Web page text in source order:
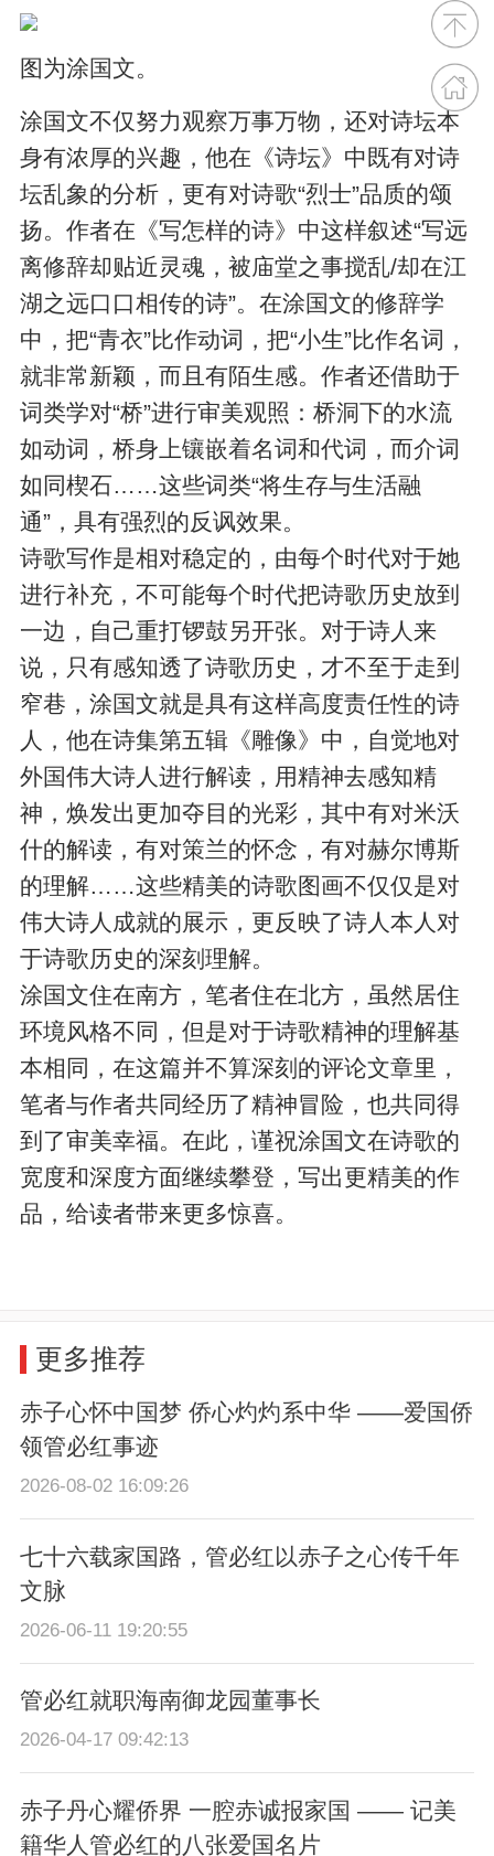
图为涂国文。
涂国文不仅努力观察万事万物，还对诗坛本
身有浓厚的兴趣，他在《诗坛》中既有对诗
坛乱象的分析，更有对诗歌“烈士”品质的颂
扬。作者在《写怎样的诗》中这样叙述“写远
离修辞却贴近灵魂，被庙堂之事搅乱/却在江
湖之远口口相传的诗”。在涂国文的修辞学
中，把“青衣”比作动词，把“小生”比作名词，
就非常新颖，而且有陌生感。作者还借助于
词类学对“桥”进行审美观照：桥洞下的水流
如动词，桥身上镶嵌着名词和代词，而介词
如同楔石……这些词类“将生存与生活融
通”，具有强烈的反讽效果。
诗歌写作是相对稳定的，由每个时代对于她
进行补充，不可能每个时代把诗歌历史放到
一边，自己重打锣鼓另开张。对于诗人来
说，只有感知透了诗歌历史，才不至于走到
窄巷，涂国文就是具有这样高度责任性的诗
人，他在诗集第五辑《雕像》中，自觉地对
外国伟大诗人进行解读，用精神去感知精
神，焕发出更加夺目的光彩，其中有对米沃
什的解读，有对策兰的怀念，有对赫尔博斯
的理解……这些精美的诗歌图画不仅仅是对
伟大诗人成就的展示，更反映了诗人本人对
于诗歌历史的深刻理解。
涂国文住在南方，笔者住在北方，虽然居住
环境风格不同，但是对于诗歌精神的理解基
本相同，在这篇并不算深刻的评论文章里，
笔者与作者共同经历了精神冒险，也共同得
到了审美幸福。在此，谨祝涂国文在诗歌的
宽度和深度方面继续攀登，写出更精美的作
品，给读者带来更多惊喜。
更多推荐
赤子心怀中国梦 侨心灼灼系中华 ——爱国侨
领管必红事迹
2026-08-02 16:09:26
七十六载家国路，管必红以赤子之心传千年
文脉
2026-06-11 19:20:55
管必红就职海南御龙园董事长
2026-04-17 09:42:13
赤子丹心耀侨界 一腔赤诚报家国 —— 记美
籍华人管必红的八张爱国名片